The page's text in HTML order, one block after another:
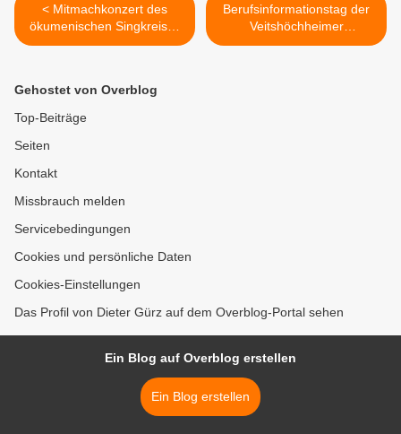
< Mitmachkonzert des
ökumenischen Singkreises
erbrachte 750 Euro
Berufsinformationstag der
Veitshöchheimer
Mittelschule ein Erfolgshit -
Gehostet von Overblog
Top-Beiträge
Seiten
Kontakt
Missbrauch melden
Servicebedingungen
Cookies und persönliche Daten
Cookies-Einstellungen
Das Profil von Dieter Gürz auf dem Overblog-Portal sehen
Ein Blog auf Overblog erstellen
Ein Blog erstellen